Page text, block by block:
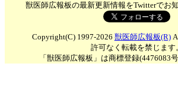
獣医師広報板の最新更新情報をTwitterでお
Copyright(C) 1997-2026 獣医師広報板(R)
許可なく転載を禁じます
「獣医師広報板」は商標登録(4476083